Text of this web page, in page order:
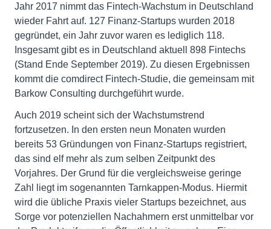
Jahr 2017 nimmt das Fintech-Wachstum in Deutschland
wieder Fahrt auf. 127 Finanz-Startups wurden 2018
gegründet, ein Jahr zuvor waren es lediglich 118.
Insgesamt gibt es in Deutschland aktuell 898 Fintechs
(Stand Ende September 2019). Zu diesen Ergebnissen
kommt die comdirect Fintech-Studie, die gemeinsam mit
Barkow Consulting durchgeführt wurde.
Auch 2019 scheint sich der Wachstumstrend
fortzusetzen. In den ersten neun Monaten wurden
bereits 53 Gründungen von Finanz-Startups registriert,
das sind elf mehr als zum selben Zeitpunkt des
Vorjahres. Der Grund für die vergleichsweise geringe
Zahl liegt im sogenannten Tarnkappen-Modus. Hiermit
wird die übliche Praxis vieler Startups bezeichnet, aus
Sorge vor potenziellen Nachahmern erst unmittelbar vor